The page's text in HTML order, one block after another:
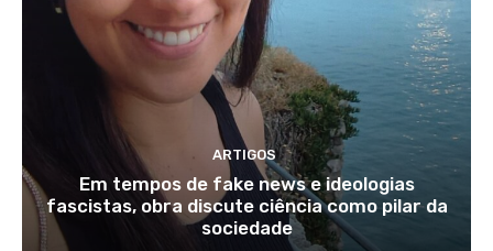
ARTIGOS
Em tempos de fake news e ideologias
fascistas, obra discute ciência como pilar da
sociedade